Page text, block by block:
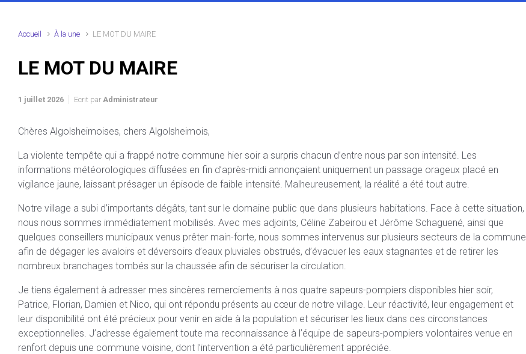
Accueil À la une LE MOT DU MAIRE
LE MOT DU MAIRE
1 juillet 2026 Ecrit par Administrateur
Chères Algolsheimoises, chers Algolsheimois,
La violente tempête qui a frappé notre commune hier soir a surpris chacun d’entre nous par son intensité. Les
informations météorologiques diffusées en fin d’après-midi annonçaient uniquement un passage orageux placé en
vigilance jaune, laissant présager un épisode de faible intensité. Malheureusement, la réalité a été tout autre.
Notre village a subi d’importants dégâts, tant sur le domaine public que dans plusieurs habitations. Face à cette situation,
nous nous sommes immédiatement mobilisés. Avec mes adjoints, Céline Zabeirou et Jérôme Schaguené, ainsi que
quelques conseillers municipaux venus prêter main-forte, nous sommes intervenus sur plusieurs secteurs de la commune
afin de dégager les avaloirs et déversoirs d’eaux pluviales obstrués, d’évacuer les eaux stagnantes et de retirer les
nombreux branchages tombés sur la chaussée afin de sécuriser la circulation.
Je tiens également à adresser mes sincères remerciements à nos quatre sapeurs-pompiers disponibles hier soir,
Patrice, Florian, Damien et Nico, qui ont répondu présents au cœur de notre village. Leur réactivité, leur engagement et
leur disponibilité ont été précieux pour venir en aide à la population et sécuriser les lieux dans ces circonstances
exceptionnelles. J’adresse également toute ma reconnaissance à l’équipe de sapeurs-pompiers volontaires venue en
renfort depuis une commune voisine, dont l’intervention a été particulièrement appréciée.